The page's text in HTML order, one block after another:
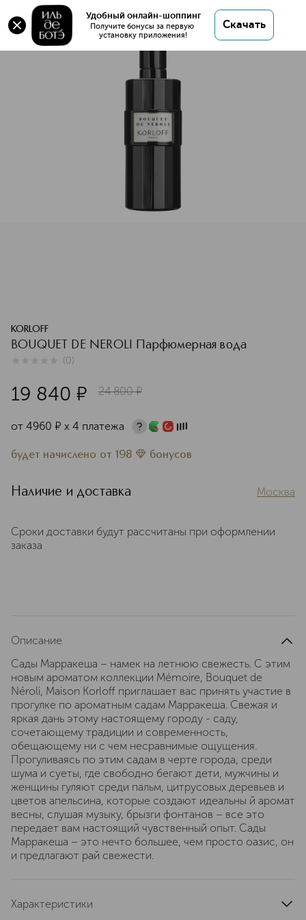
Удобный онлайн-шоппинг
Получите бонусы за первую
установку приложения!
Скачать
Оригинал 💯 BOUQUET DE NEROLI
Парфюмерная вода купить в интернет магазине
ИЛЬ ДЕ БОТЭ с доставкой.
KORLOFF
BOUQUET DE NEROLI Парфюмерная вода
(0)
19 840 ¤ 24 800 ¤
от 4960 ¤ х 4 платежа
будет начислено от 198 бонусов
Наличие и доставка Москва
Сроки доставки будут рассчитаны при оформлении
заказа
Описание
Сады Марракеша – намек на летнюю свежесть. С этим
новым ароматом коллекции Mémoire, Bouquet de
Néroli, Maison Korloff приглашает вас принять участие в
прогулке по ароматным садам Марракеша. Свежая и
яркая дань этому настоящему городу - саду,
сочетающему традиции и современность,
обещающему ни с чем несравнимые ощущения.
Прогуливаясь по этим садам в черте города, среди
шума и суеты, где свободно бегают дети, мужчины и
женщины гуляют среди пальм, цитрусовых деревьев и
цветов апельсина, которые создают идеальны й аромат
весны, слушая музыку, брызги фонтанов – все это
передает вам настоящий чувственный опыт. Сады
Марракеша – это нечто большее, чем просто оазис, он
и предлагают рай свежести.
Характеристики